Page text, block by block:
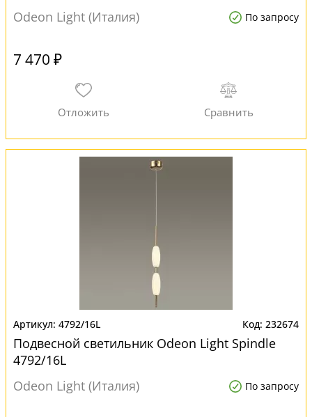
Odeon Light (Италия)
По запросу
7 470 ₽
4792/16L 232674
Подвесной светильник Odeon Light Spindle
4792/16L
Odeon Light (Италия)
По запросу